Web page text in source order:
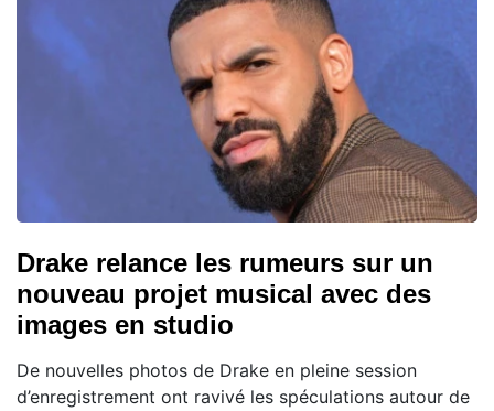
Drake relance les rumeurs sur un
nouveau projet musical avec des
images en studio
De nouvelles photos de Drake en pleine session
d’enregistrement ont ravivé les spéculations autour de